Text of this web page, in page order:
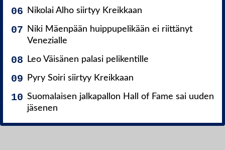
Nikolai Alho siirtyy Kreikkaan
Niki Mäenpään huippupelikään ei riittänyt
Venezialle
Leo Väisänen palasi pelikentille
Pyry Soiri siirtyy Kreikkaan
Suomalaisen jalkapallon Hall of Fame sai uuden
jäsenen